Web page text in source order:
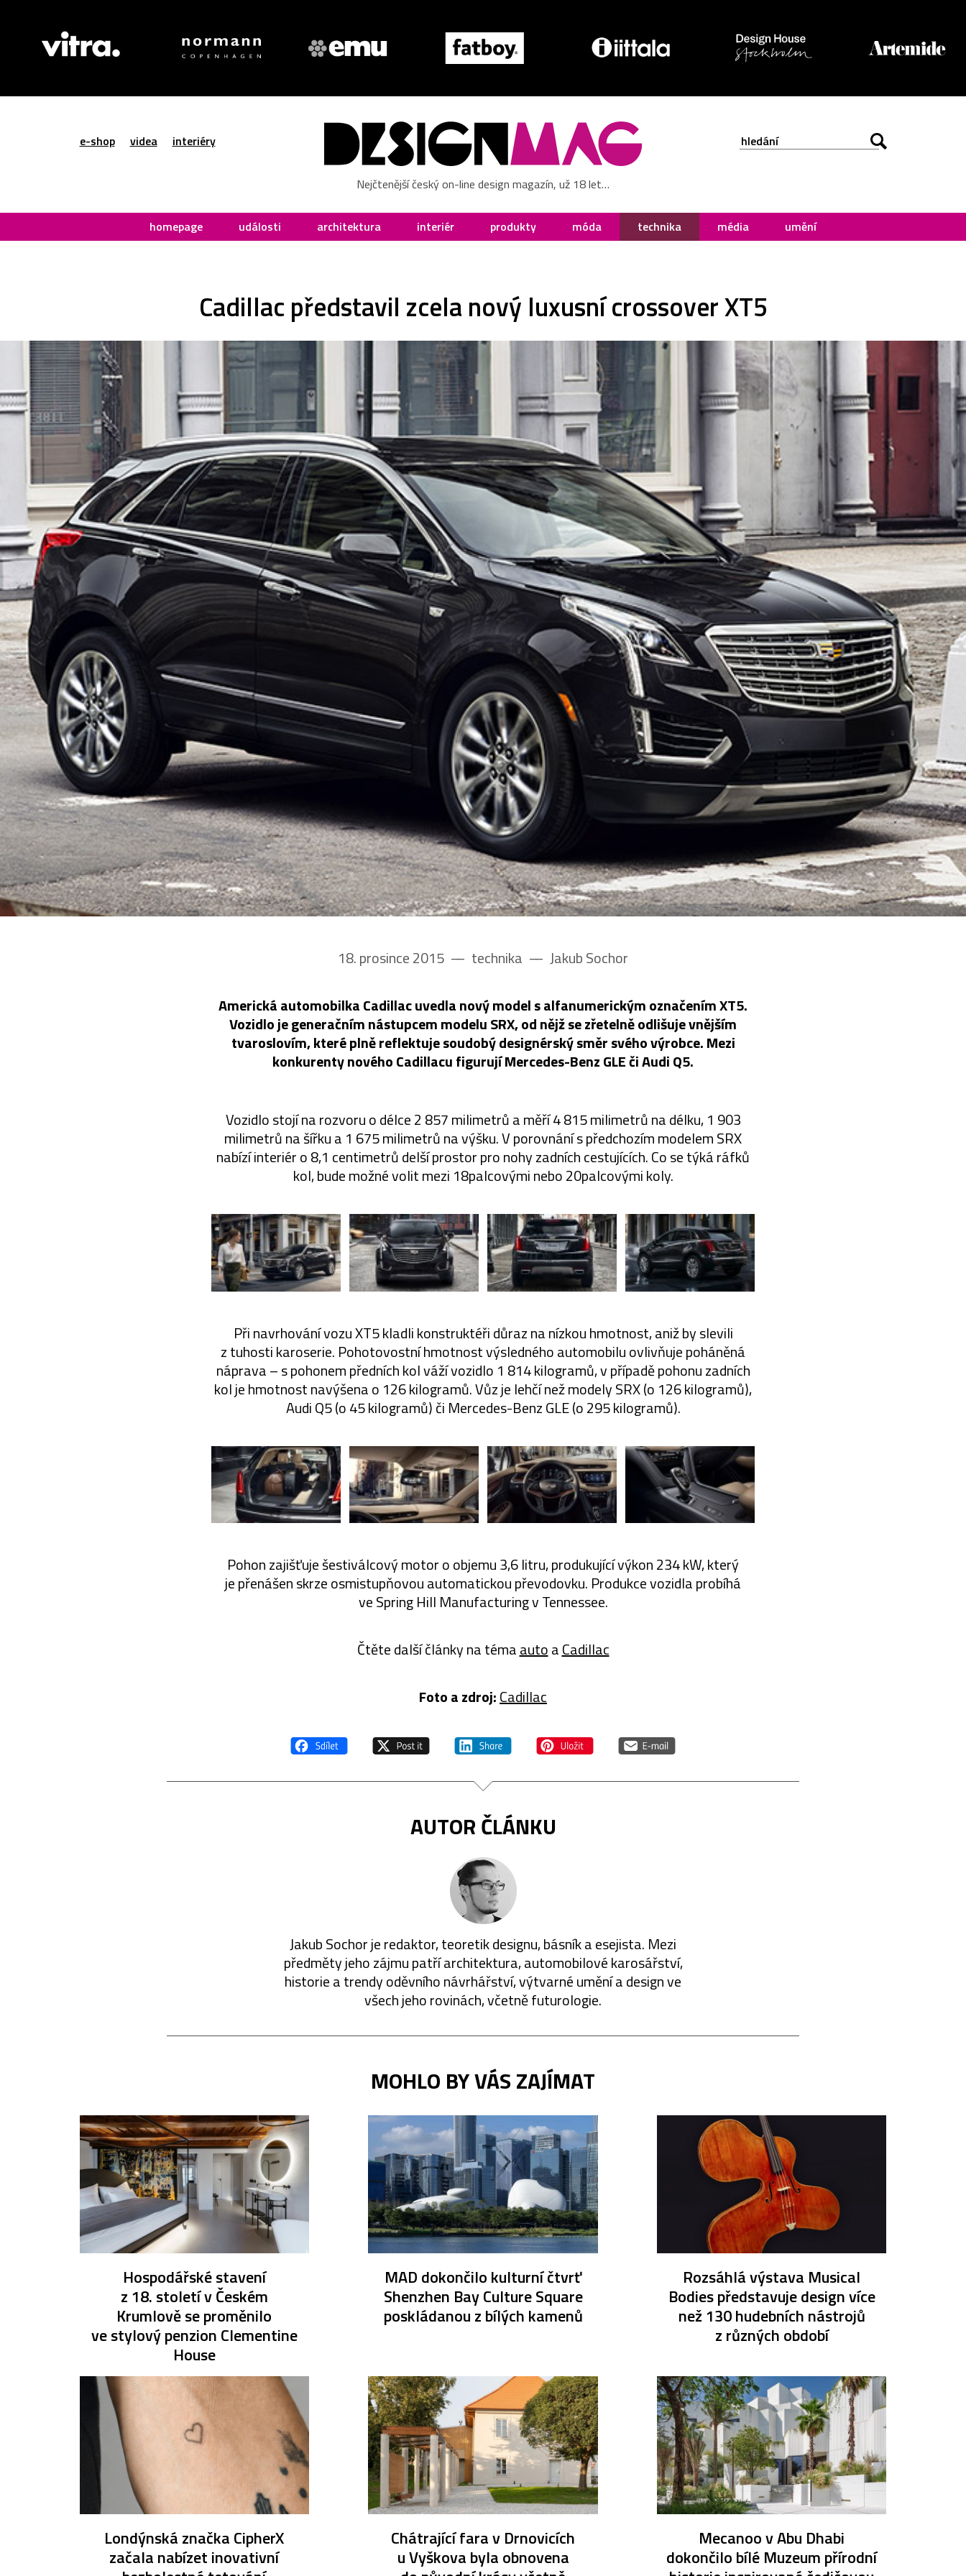
e-shop videa interiéry
Nejčtenější český on-line design magazín, už 18 let…
homepage události architektura interiér produkty móda technika média umění
Cadillac představil zcela nový luxusní crossover XT5
18. prosince 2015 –– technika –– Jakub Sochor
Americká automobilka Cadillac uvedla nový model s alfanumerickým označením XT5.
Vozidlo je generačním nástupcem modelu SRX, od nějž se zřetelně odlišuje vnějším
tvaroslovím, které plně reflektuje soudobý designérský směr svého výrobce. Mezi
konkurenty nového Cadillacu figurují Mercedes-Benz GLE či Audi Q5.
Vozidlo stojí na rozvoru o délce 2 857 milimetrů a měří 4 815 milimetrů na délku, 1 903
milimetrů na šířku a 1 675 milimetrů na výšku. V porovnání s předchozím modelem SRX
nabízí interiér o 8,1 centimetrů delší prostor pro nohy zadních cestujících. Co se týká ráfků
kol, bude možné volit mezi 18palcovými nebo 20palcovými koly.
Při navrhování vozu XT5 kladli konstruktéři důraz na nízkou hmotnost, aniž by slevili
z tuhosti karoserie. Pohotovostní hmotnost výsledného automobilu ovlivňuje poháněná
náprava – s pohonem předních kol váží vozidlo 1 814 kilogramů, v případě pohonu zadních
kol je hmotnost navýšena o 126 kilogramů. Vůz je lehčí než modely SRX (o 126 kilogramů),
Audi Q5 (o 45 kilogramů) či Mercedes-Benz GLE (o 295 kilogramů).
Pohon zajišťuje šestiválcový motor o objemu 3,6 litru, produkující výkon 234 kW, který
je přenášen skrze osmistupňovou automatickou převodovku. Produkce vozidla probíhá
ve Spring Hill Manufacturing v Tennessee.
Čtěte další články na témaautoaCadillac
Foto a zdroj:Cadillac
AUTOR ČLÁNKU
Jakub Sochor je redaktor, teoretik designu, básník a esejista. Mezi
předměty jeho zájmu patří architektura, automobilové karosářství,
historie a trendy oděvního návrhářství, výtvarné umění a design ve
všech jeho rovinách, včetně futurologie.
MOHLO BY VÁS ZAJÍMAT
Hospodářské stavení
z 18. století v Českém
Krumlově se proměnilo
ve stylový penzion Clementine
House
MAD dokončilo kulturní čtvrť
Shenzhen Bay Culture Square
poskládanou z bílých kamenů
Rozsáhlá výstava Musical
Bodies představuje design více
než 130 hudebních nástrojů
z různých období
Londýnská značka CipherX
začala nabízet inovativní
Chátrající fara v Drnovicích
u Vyškova byla obnovena
Mecanoo v Abu Dhabi
dokončilo bílé Muzeum přírodní